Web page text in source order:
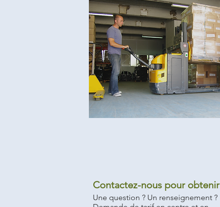
Une question ? Un renseignement ?
Contactez-nous pour